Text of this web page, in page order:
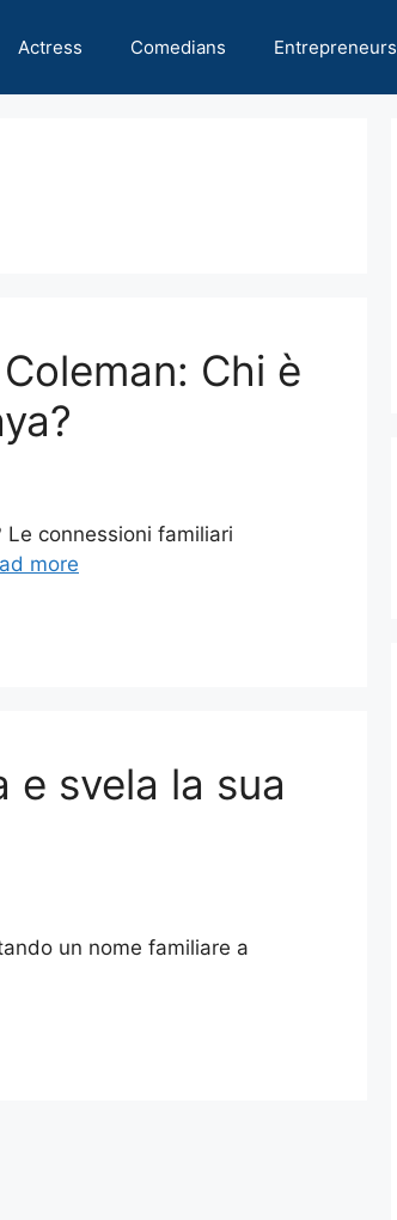
Actress Comedians Entrepreneurs
Chi è
connessioni familiari
more
e svela la sua
un nome familiare a